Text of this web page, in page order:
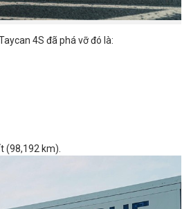
4S đã phá vỡ đó là:
(98,192 km).